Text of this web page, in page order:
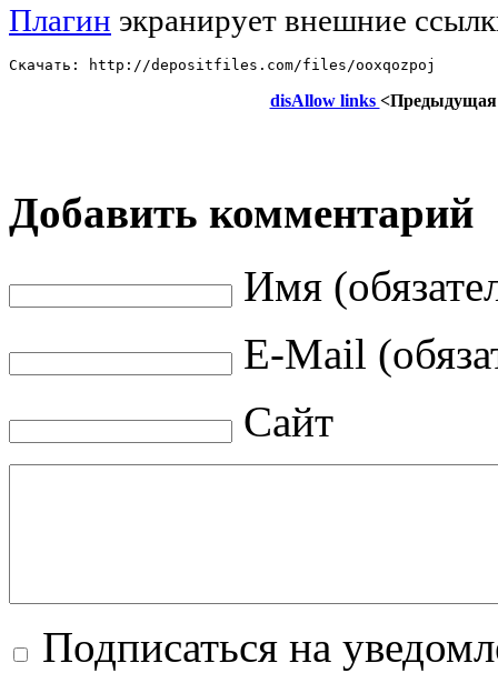
Плагин экранирует внешние
Скачать: http://depositfiles.com/files/ooxqozpoj
disAllow links <Предыдущая
Добавить комментарий
Имя
E-Mail
Сайт
Подписаться на